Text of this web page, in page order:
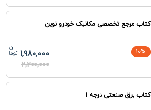
کتاب مرجع تخصصی مکانیک خودرو نوین
10%
1,980,000
2,200,000
کتاب برق صنعتی درجه 1